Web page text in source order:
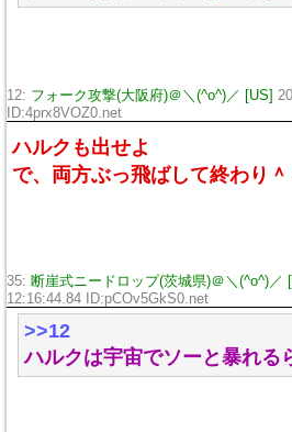
12: フォーク攻撃(大阪府)＠＼(^o^)／ [US]
ID:4prx8VOZ0.net
ハルクも出せよ
で、両方ぶっ飛ばして終わり＾
35: 断崖式ニードロップ(茨城県)＠＼(^o^)／
12:16:44.84 ID:pCOv5GkS0.net
>>12
ハルクは宇宙でソーと暴れる